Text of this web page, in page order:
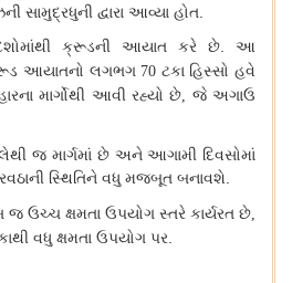
સામુદ્રધુની દ્વારા આવ્યા હોત.
ક્રૂડની આયાત કરે છે.આ
આયાતનો લગભગ 70 ટકા હિસ્સો હવે
માર્ગોથી આવી રહ્યો છે, જે અગાઉ
જ માર્ગમાં છે અને આગામી દિવસોમાં
સ્થિતિને વધુ મજબૂત બનાવશે.
જ ઉચ્ચ ક્ષમતા ઉપયોગ સ્તરે કાર્યરત છે,
વધુ ક્ષમતા ઉપયોગ પર.